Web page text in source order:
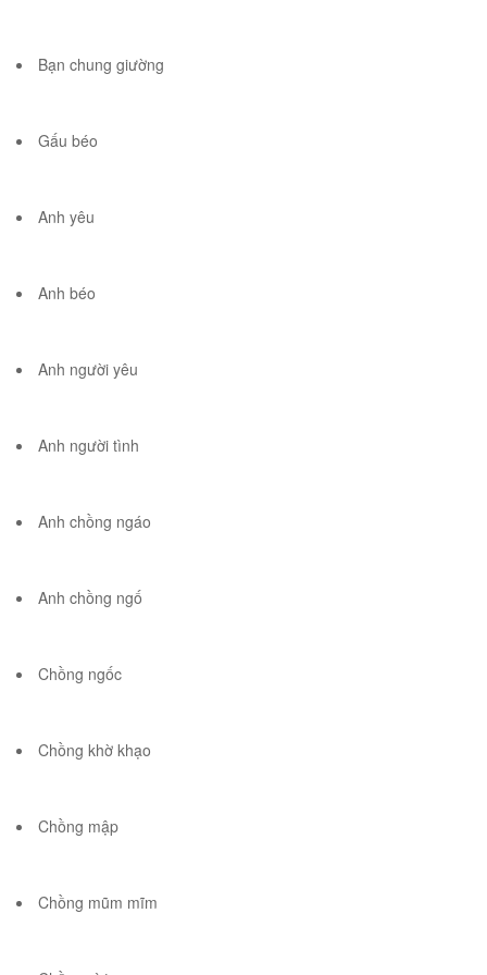
Bạn chung giường
Gấu béo
Anh yêu
Anh béo
Anh người yêu
Anh người tình
Anh chồng ngáo
Anh chồng ngố
Chồng ngốc
Chồng khờ khạo
Chồng mập
Chồng mũm mĩm